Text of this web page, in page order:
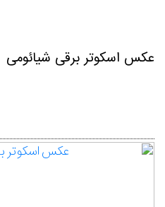
عکس اسکوتر برقی شیائومی